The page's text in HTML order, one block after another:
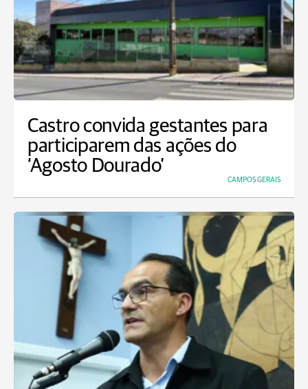
Castro convida gestantes para
participarem das ações do
‘Agosto Dourado’
CAMPOS GERAIS